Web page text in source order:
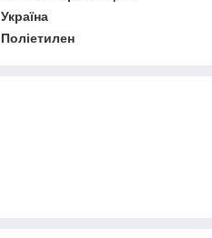
Україна
Поліетилен